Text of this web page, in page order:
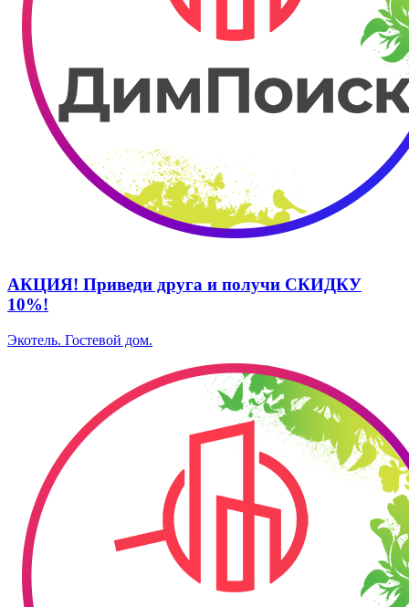
АКЦИЯ! Приведи друга и получи СКИДКУ
10%!
Экотель. ​Гостевой дом.